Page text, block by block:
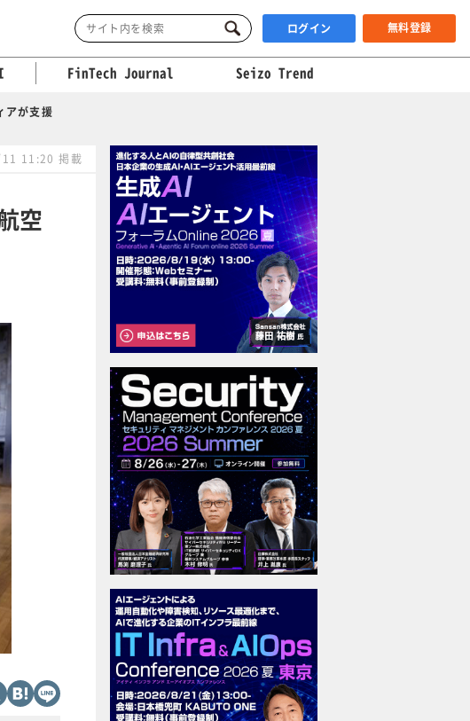
ログイン 無料登録
FinTech Journal Seizo Trend
アが支援
11:20 掲載
空